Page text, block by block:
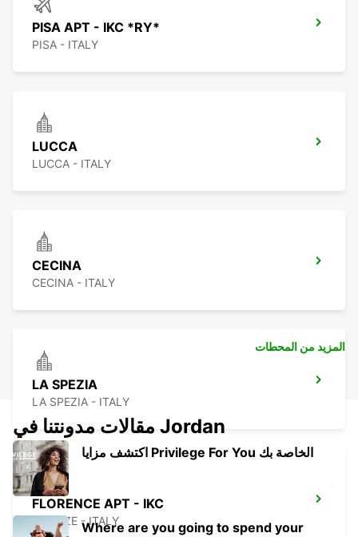
PISA APT - IKC *RY*
PISA - ITALY
LUCCA
LUCCA - ITALY
CECINA
CECINA - ITALY
LA SPEZIA
LA SPEZIA - ITALY
FLORENCE APT - IKC
FIRENZE - ITALY
المزيد من المحطات
مقالات مدونتنا في Jordan
اكتشف مزايا Privilege For You الخاصة بك
Where are you going to spend your